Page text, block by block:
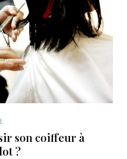
son coiffeur à
?